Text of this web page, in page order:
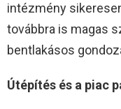
intézmény
továbbra is magas
bentlakásos
Útépítés és a piac